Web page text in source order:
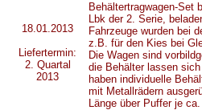
18.01.2013
Liefertermin:
2. Quartal
2013
Behältertragwagen-Set
Lbk der 2. Serie,
Fahrzeuge wurden bei
z.B. für den Kies bei
Die Wagen sind
die Behälter lassen
haben individuelle
mit Metallrädern
Länge über Puffer je